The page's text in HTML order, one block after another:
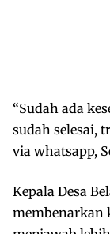
“Sudah ada
sudah selesai,
via whatsapp,
Kepala Desa
membenarkan